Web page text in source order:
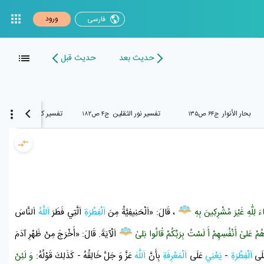
فارسی ورود
حدیث بعد حدیث قبل
بحار الأنوار ج۶۴ ص۱۳۵ تفسير نور الثقلين ج۴ ص۱۸۲ تفسير كنز الدقائق ج۱۰ ص۲۰۱
لِلّٰهِ غَيْرَ مُشْرِكِينَ بِهِ ، قَالَ: «اَلْحَنِيفِيَّةُ مِنَ اَلْفِطْرَةِ اَلَّتِي فَطَرَاَللَّهُ اَلنَّاسَ
عَلىٰ أَنْفُسِهِمْ أَ لَسْتُ بِرَبِّكُمْ قٰالُوا بَلىٰ
اَلْآيَةَ. قَالَ: «أَخْرَجَ مِنْ ظَهْرِ آدَمَ
اَلْفِطْرَةِ - يَعْنِي عَلَى اَلْمَعْرِفَةِ بِأَنَّ اَللَّهَعَزَّ وَ جَلَّ خَالِقُهُ - كَذَلِكَ قَوْلُهُ: وَ لَئِنْ